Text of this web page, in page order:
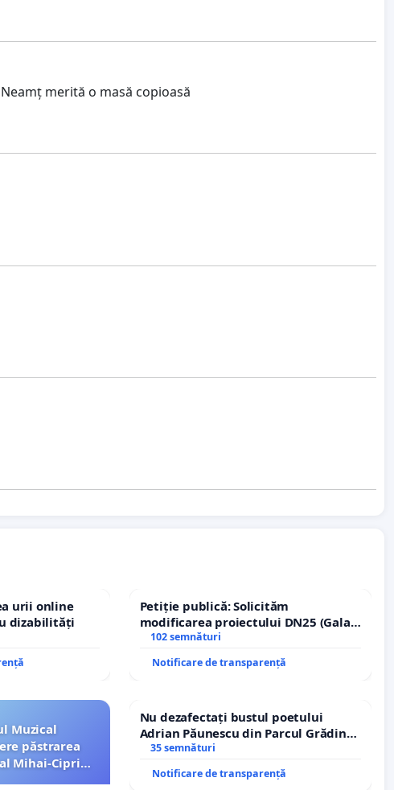
merită o masă copioasă
urii online
dizabilități
Petiție publică: Solicităm
modificarea proiectului DN25 (Galați
– Hanu Conachi) prin devierea
102 semnături
Notificare de transparență
Muzical
păstrarea
Mihai-Ciprian
Nu dezafectați bustul poetului
Adrian Păunescu din Parcul Grădina
Icoanei! Stop cenzurii culturale!
35 semnături
Notificare de transparență